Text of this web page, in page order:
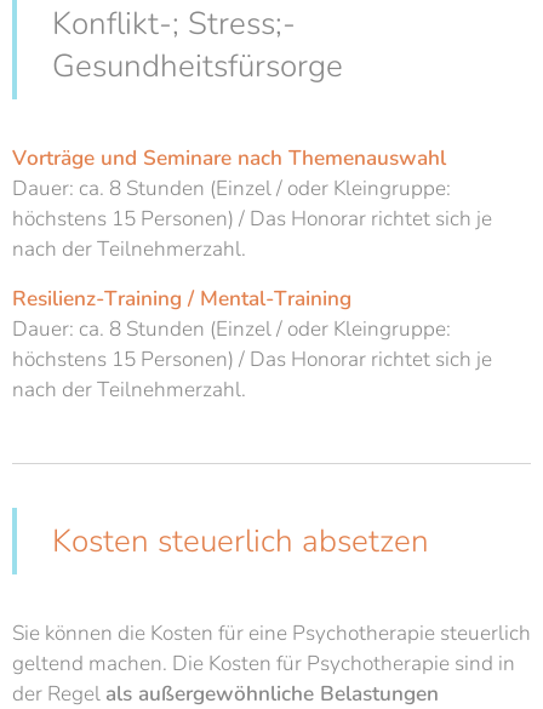
Konflikt-; Stress;-
Gesundheitsfürsorge
Vorträge und Seminare nach Themenauswahl
Dauer: ca. 8 Stunden (Einzel / oder Kleingruppe:
höchstens 15 Personen) / Das Honorar richtet sich je
nach der Teilnehmerzahl.
Resilienz-Training / Mental-Training
Dauer: ca. 8 Stunden (Einzel / oder Kleingruppe:
höchstens 15 Personen) / Das Honorar richtet sich je
nach der Teilnehmerzahl.
Kosten steuerlich absetzen
Sie können die Kosten für eine Psychotherapie steuerlich
geltend machen. Die Kosten für Psychotherapie sind in
der Regel als außergewöhnliche Belastungen